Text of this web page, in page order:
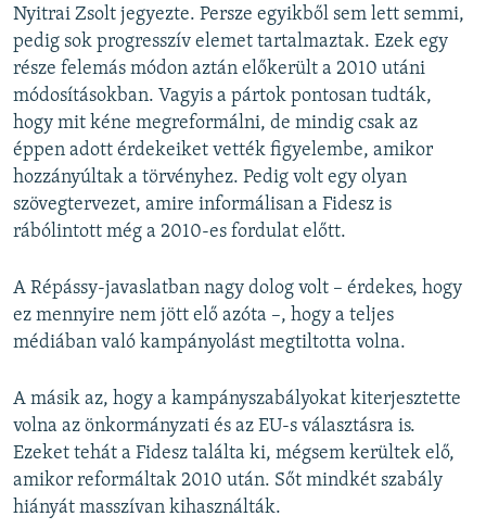
Nyitrai Zsolt jegyezte. Persze egyikből sem lett semmi,
pedig sok progresszív elemet tartalmaztak. Ezek egy
része felemás módon aztán előkerült a 2010 utáni
módosításokban. Vagyis a pártok pontosan tudták,
hogy mit kéne megreformálni, de mindig csak az
éppen adott érdekeiket vették figyelembe, amikor
hozzányúltak a törvényhez. Pedig volt egy olyan
szövegtervezet, amire informálisan a Fidesz is
rábólintott még a 2010-es fordulat előtt.
A Répássy-javaslatban nagy dolog volt – érdekes, hogy
ez mennyire nem jött elő azóta –, hogy a teljes
médiában való kampányolást megtiltotta volna.
A másik az, hogy a kampányszabályokat kiterjesztette
volna az önkormányzati és az EU-s választásra is.
Ezeket tehát a Fidesz találta ki, mégsem kerültek elő,
amikor reformáltak 2010 után. Sőt mindkét szabály
hiányát masszívan kihasználták.